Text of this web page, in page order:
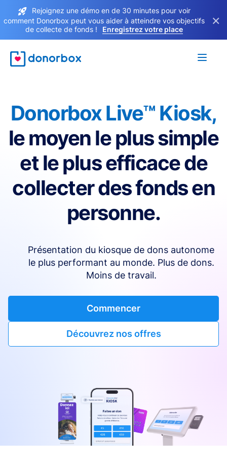
Rejoignez une démo en de 30 minutes pour voir
comment Donorbox peut vous aider à atteindre vos objectifs
de collecte de fonds !
Enregistrez votre place
×
Donorbox Live™ Kiosk,
le moyen le plus simple
et le plus efficace de
collecter des fonds en
personne.
Présentation du kiosque de dons autonome
le plus performant au monde. Plus de dons.
Moins de travail.
Commencer
Découvrez nos offres